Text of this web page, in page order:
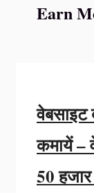
Earn
कमायें –
50